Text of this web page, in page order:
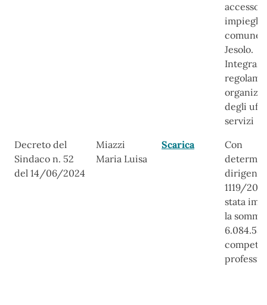
accesso
impieghi
comune
Jesolo.
degli
servizi
Decreto del
Sindaco n. 52
del 14/06/2024
Miazzi
Maria Luisa
Scarica
Con
1119/
stata
la
6.084.53